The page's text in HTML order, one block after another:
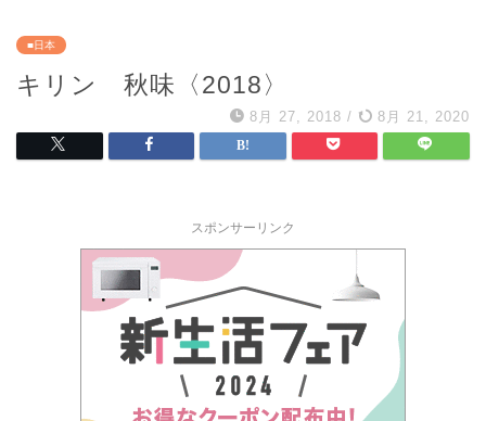
■日本
キリン 秋味〈2018〉
8月 27, 2018 / 8月 21, 2020
スポンサーリンク